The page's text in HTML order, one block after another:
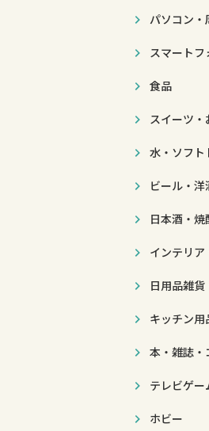
パソコン・
スマート
食品
スイーツ・
水・ソフト
ビール・洋
日本酒・焼
インテリ
日用品雑
キッチン
本・雑誌・
テレビゲー
ホビー